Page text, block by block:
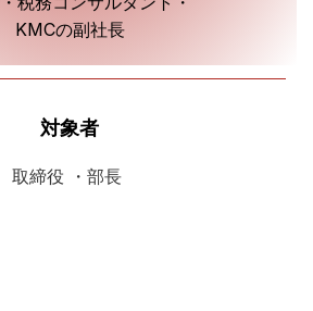
KMCの副社長
対象者
取締役 ・部長